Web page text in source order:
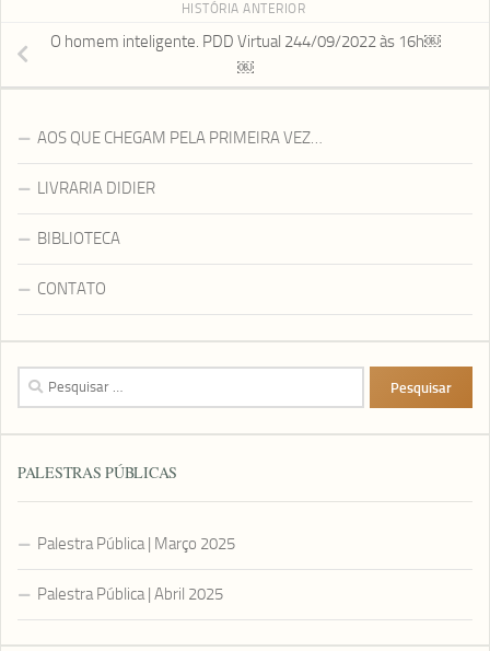
HISTÓRIA ANTERIOR
O homem inteligente. PDD Virtual 244/09/2022 às 16h￼
￼
AOS QUE CHEGAM PELA PRIMEIRA VEZ…
LIVRARIA DIDIER
BIBLIOTECA
CONTATO
Pesquisar
por:
PALESTRAS PÚBLICAS
Palestra Pública | Março 2025
Palestra Pública | Abril 2025